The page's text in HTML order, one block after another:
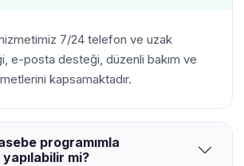
7/24 telefon ve uzak
e-posta desteği, düzenli bakım ve
kapsamaktadır.
programımla
mi?